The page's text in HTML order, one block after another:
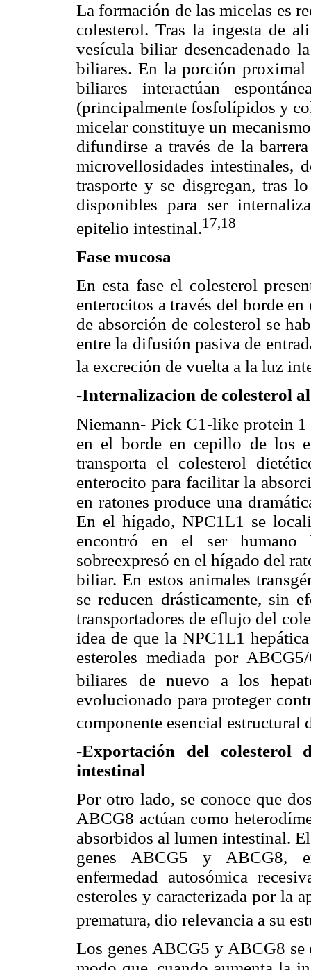
La formación de las micelas es
colesterol. Tras la ingesta de
vesícula biliar desencadenado
biliares. En la porción
biliares interactúan
(principalmente fosfolípidos y
micelar constituye un
difundirse a través de la
microvellosidades intestinales,
trasporte y se disgregan, tras
disponibles para ser
epitelio intestinal.17,18
Fase mucosa
En esta fase el colesterol
enterocitos a través del borde
de absorción de colesterol se
entre la difusión pasiva de
la excreción de vuelta a la luz
-Internalizacion de colesterol
Niemann- Pick C1-like protein 1
en el borde en cepillo de los
transporta el colesterol
enterocito para facilitar la
en ratones produce una
En el hígado, NPC1L1 se
encontró en el ser humano
sobreexpresó en el hígado del
biliar. En estos animales
se reducen drásticamente, sin
transportadores de eflujo del
idea de que la NPC1L1
esteroles mediada por
biliares de nuevo a los
evolucionado para proteger
componente esencial estructural
-Exportación del colesterol
intestinal
Por otro lado, se conoce que
ABCG8 actúan como
absorbidos al lumen intestinal.
genes ABCG5 y ABCG8,
enfermedad autosómica
esteroles y caracterizada por la
prematura, dio relevancia a su
Los genes ABCG5 y ABCG8 se